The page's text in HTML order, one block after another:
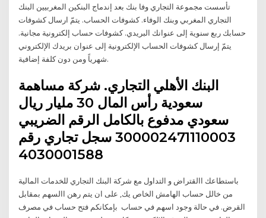
تأسست مجموعة التجاري وفا بنك بعد إندماج البنكين المغربيين البنك
التجاري المغربي وبنك الوفاء. كشوفات الحساب. يتمّ ارسال كشوفات
حسابك ربع سنوية إلى عنوانك البريدي. كشوفات حساب إلكترونية مجانية.
يتمّ إرسال كشوفات الحساب الإلكترونية إلى عنوان بريدك الإلكتروني
شهرياً ومن دون كلفة إضافية.
البنك الأهلي التجاري. شركة مساهمة
سعودية رأس المال 30 مليار ريال
سعودي مدفوع بالكامل الرقم الضريبي
300002471110003 سجل تجاري رقم
4030001588
باستطاعك االقتراض و التداول مع شركة البنك التجاري للخدمات المالية
من خالل حساب الهامش الخاص يك, على ان يتم رهن االسهم بمقابل
القرض. في حالة وجود اسهم في حساب بإمكانكم فتح حساب في مصرف